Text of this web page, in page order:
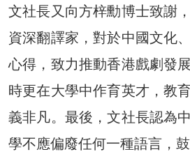
文社長又向方梓勳博士致謝
資深翻譯家，對於中國文化
心得，致力推動香港戲劇發
時更在大學中作育英才，教
義非凡。最後，文社長認為
學不應偏廢任何一種語言，